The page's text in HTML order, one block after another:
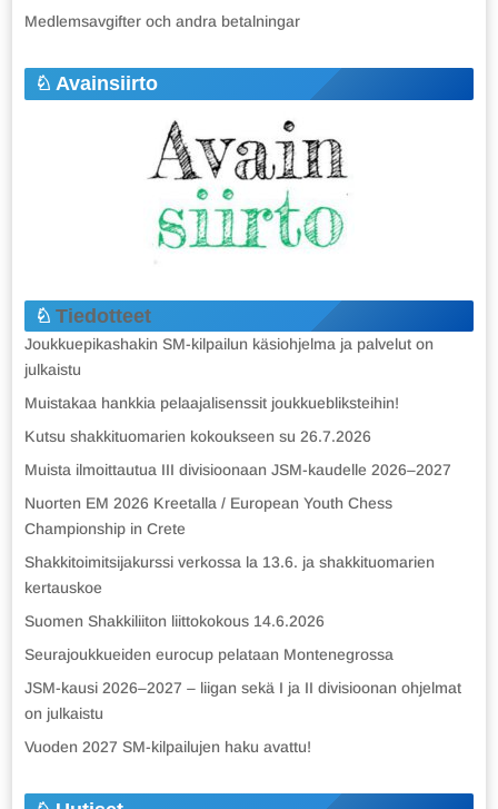
Medlemsavgifter och andra betalningar
Avainsiirto
Tiedotteet
Joukkuepikashakin SM-kilpailun käsiohjelma ja palvelut on
julkaistu
Muistakaa hankkia pelaajalisenssit joukkuebliksteihin!
Kutsu shakkituomarien kokoukseen su 26.7.2026
Muista ilmoittautua III divisioonaan JSM-kaudelle 2026–2027
Nuorten EM 2026 Kreetalla / European Youth Chess
Championship in Crete
Shakkitoimitsijakurssi verkossa la 13.6. ja shakkituomarien
kertauskoe
Suomen Shakkiliiton liittokokous 14.6.2026
Seurajoukkueiden eurocup pelataan Montenegrossa
JSM-kausi 2026–2027 – liigan sekä I ja II divisioonan ohjelmat
on julkaistu
Vuoden 2027 SM-kilpailujen haku avattu!